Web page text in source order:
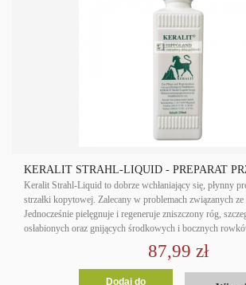
KERALIT STRAHL-LIQUID - PREPARAT
Keralit Strahl-Liquid to dobrze wchłaniający się, płynny
strzałki kopytowej. Zalecany w problemach związanych ze
Jednocześnie pielęgnuje i regeneruje zniszczony róg,
osłabionych oraz gnijących środkowych i bocznych
87,99 zł
Dodaj do